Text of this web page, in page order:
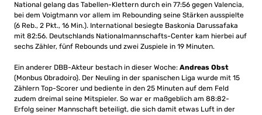
National gelang das Tabellen-Klettern durch ein 77:56 gegen Valencia,
bei dem Voigtmann vor allem im Rebounding seine Stärken ausspielte
(6 Reb., 2 Pkt., 16 Min.). International besiegte Baskonia Darussafaka
mit 82:56. Deutschlands Nationalmannschafts-Center kam hierbei auf
sechs Zähler, fünf Rebounds und zwei Zuspiele in 19 Minuten.
Ein anderer DBB-Akteur bestach in dieser Woche: Andreas Obst
(Monbus Obradoiro). Der Neuling in der spanischen Liga wurde mit 15
Zählern Top-Scorer und bediente in den 25 Minuten auf dem Feld
zudem dreimal seine Mitspieler. So war er maßgeblich am 88:82-
Erfolg seiner Mannschaft beteiligt, die sich damit etwas Luft in der